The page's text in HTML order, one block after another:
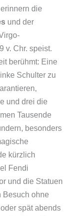
die
und der
v. Chr. speist.
berühmt: Eine
Schulter zu
und drei die
Tausende
besonders
kürzlich
Fendi
und die Statuen
Besuch ohne
spät abends